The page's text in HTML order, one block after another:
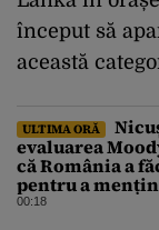
început să
această
ULTIMA ORĂ
evaluarea
că România a
pentru a
investitorilor:
00:18